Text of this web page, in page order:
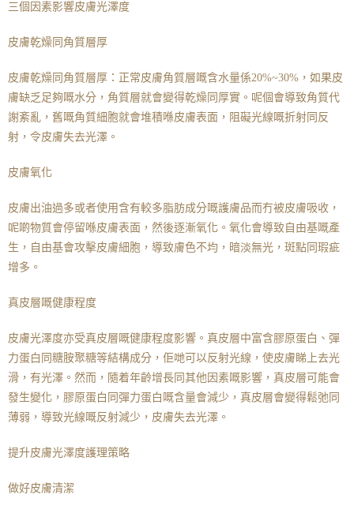
三個因素影響皮膚光澤度
皮膚乾燥同角質層厚
皮膚乾燥同角質層厚：正常皮膚角質層嘅含水量係20%~30%，如果皮
膚缺乏足夠嘅水分，角質層就會變得乾燥同厚實。呢個會導致角質代
謝紊亂，舊嘅角質細胞就會堆積喺皮膚表面，阻礙光線嘅折射同反
射，令皮膚失去光澤。
皮膚氧化
皮膚出油過多或者使用含有較多脂肪成分嘅護膚品而冇被皮膚吸收，
呢啲物質會停留喺皮膚表面，然後逐漸氧化。氧化會導致自由基嘅產
生，自由基會攻擊皮膚細胞，導致膚色不均，暗淡無光，斑點同瑕疵
增多。
真皮層嘅健康程度
皮膚光澤度亦受真皮層嘅健康程度影響。真皮層中富含膠原蛋白、彈
力蛋白同糖胺聚糖等結構成分，佢哋可以反射光線，使皮膚睇上去光
滑，有光澤。然而，隨着年齡增長同其他因素嘅影響，真皮層可能會
發生變化，膠原蛋白同彈力蛋白嘅含量會減少，真皮層會變得鬆弛同
薄弱，導致光線嘅反射減少，皮膚失去光澤。
提升皮膚光澤度護理策略
做好皮膚清潔